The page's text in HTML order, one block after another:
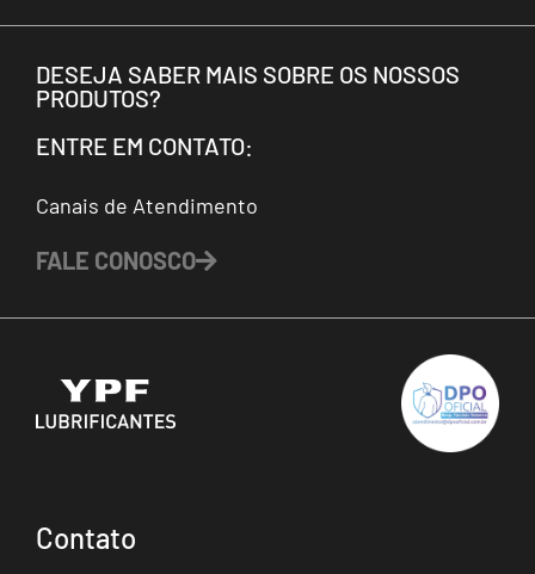
DESEJA SABER MAIS SOBRE OS NOSSOS
PRODUTOS?
ENTRE EM CONTATO:
Canais de Atendimento
FALE CONOSCO
Contato